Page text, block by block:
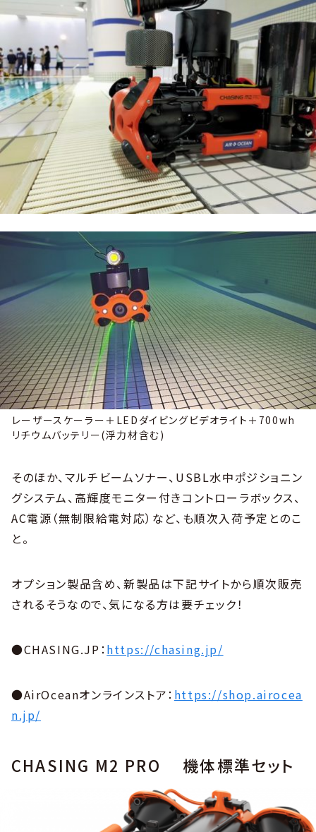
レーザースケーラー＋LEDダイビングビデオライト＋700wh
リチウムバッテリー(浮力材含む)
そのほか、マルチビームソナー、USBL水中ポジショニン
グシステム、高輝度モニター付きコントローラボックス、
AC電源（無制限給電対応）など、も順次入荷予定とのこ
と。
オプション製品含め、新製品は下記サイトから順次販売
されるそうなので、気になる方は要チェック！
●CHASING.JP：https://chasing.jp/
●AirOceanオンラインストア： https://shop.airocea
n.jp/
CHASING M2 PRO 機体標準セット